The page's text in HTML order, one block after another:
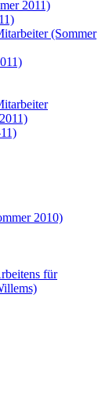
2011)
(Sommer
2010)
für